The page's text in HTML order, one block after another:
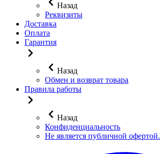
Назад
Реквизиты
Доставка
Оплата
Гарантия
Назад
Обмен и возврат товара
Правила работы
Назад
Конфиденциальность
Не является публичной офертой.